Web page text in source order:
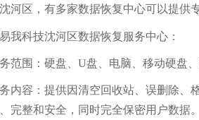
河区，有多家数据恢复中心可以提供
我科技沈河区数据恢复服务中心：
范围：硬盘、U盘、电脑、移动硬盘
内容：提供因清空回收站、误删除、
完整和安全，同时完全保密用户数据。